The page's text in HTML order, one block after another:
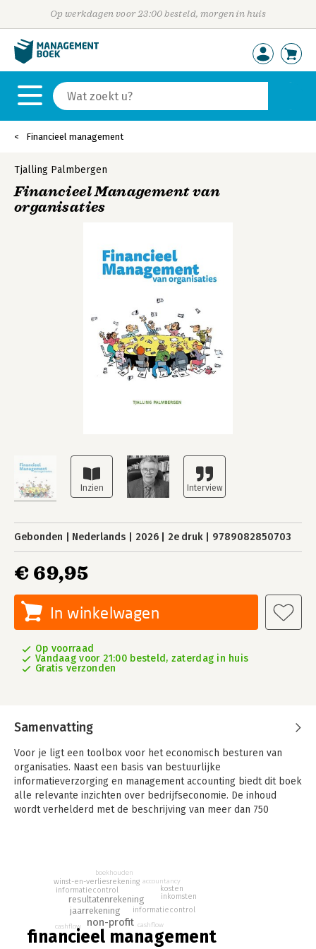
Op werkdagen voor 23:00 besteld, morgen in huis
Financieel management
Tjalling Palmbergen
Financieel Management van
organisaties
Gebonden Nederlands 2026 2e druk 9789082850703
€ 69,95
In winkelwagen
Op voorraad
Vandaag voor 21:00 besteld, zaterdag in huis
Gratis verzonden
Samenvatting
Voor je ligt een toolbox voor het economisch besturen van
organisaties. Naast een basis van bestuurlijke
informatieverzorging en management accounting biedt dit boek
alle relevante inzichten over bedrijfseconomie. De inhoud
wordt verhelderd met de beschrijving van meer dan 750
en projecten. Het boek beschrijft integraal de eigenschappen
van ondernemingen, non-profitorganisaties en
overheidsorganisaties en gaat in op de verschillen tussen deze
uiteenlopende organisaties.
De voorbeelden in dit boek hebben voornamelijk betrekking
financieel management
non-profit
jaarrekening
resultatenrekening
informatiecontrol
cashflow
informatiecontrol
winst-en-verliesrekening
boekhouden
cashflow
accountancy
kosten
inkomsten